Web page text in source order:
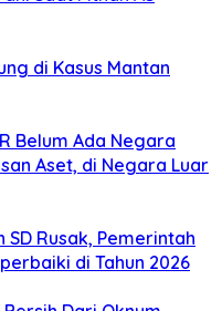
di Kasus Mantan
Belum Ada Negara
Aset, di Negara Luar
Rusak, Pemerintah
di Tahun 2026